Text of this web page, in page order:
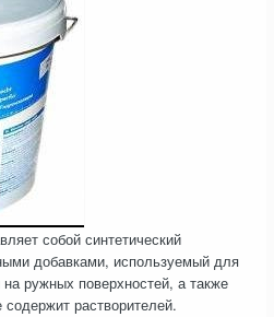
собой синтетический
добавками, используемый для
на ружных поверхностей, а также
растворителей.